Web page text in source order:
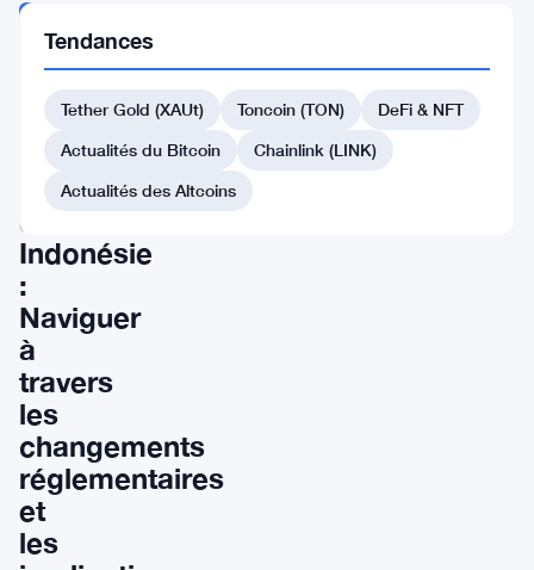
CRYPTOMONNAIES
fiscale
des
cryptomonnaies
en
Indonésie
:
Naviguer
à
travers
les
changements
réglementaires
et
les
Tendances
Tether Gold (XAUt) Toncoin (TON)
DeFi & NFT
Actualités du Bitcoin
Chainlink (LINK)
Actualités des Altcoins